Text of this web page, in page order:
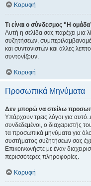
Κορυφή
Τι είναι ο σύνδεσμος "Η
Αυτή η σελίδα σας παρέχει μια
συζητήσεων,
και συντονιστών και άλλες
συντονίζουν.
Κορυφή
Προσωπικά Μηνύματα
Δεν μπορώ να στείλω
Υπάρχουν τρεις λόγοι για αυτό.
συνδεδεμένοι, ο διαχειριστής
τα προσωπικά μηνύματα για
συστήματος συζητήσεων σας
Επικοινωνήστε με έναν
περισσότερες πληροφορίες.
Κορυφή